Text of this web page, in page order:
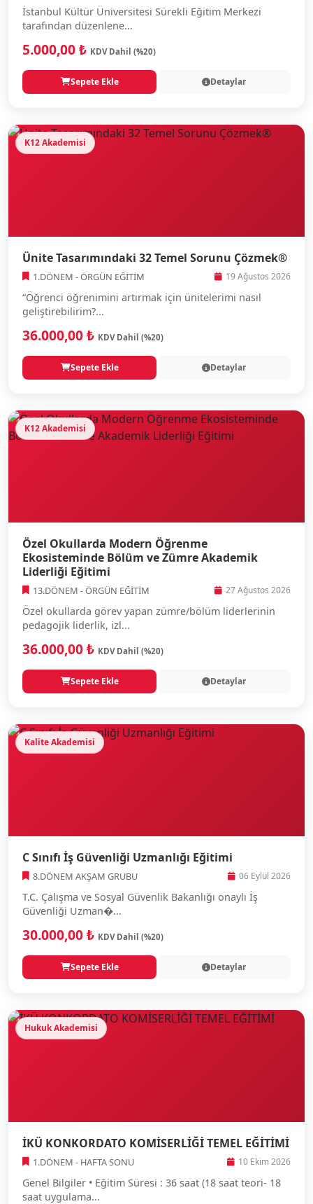
İstanbul Kültür Üniversitesi Sürekli Eğitim Merkezi
tarafından düzenlene...
5.000,00 ₺ KDV Dahil (%20)
Sepete Ekle Detaylar
K12 Akademisi
Ünite Tasarımındaki 32 Temel Sorunu Çözmek®
1.DÖNEM - ÖRGÜN EĞİTİM 19 Ağustos 2026
“Öğrenci öğrenimini artırmak için ünitelerimi nasıl
geliştirebilirim?...
36.000,00 ₺ KDV Dahil (%20)
Sepete Ekle Detaylar
K12 Akademisi
Özel Okullarda Modern Öğrenme
Ekosisteminde Bölüm ve Zümre Akademik
Liderliği Eğitimi
13.DÖNEM - ÖRGÜN EĞİTİM 27 Ağustos 2026
Özel okullarda görev yapan zümre/bölüm liderlerinin
pedagojik liderlik, izl...
36.000,00 ₺ KDV Dahil (%20)
Sepete Ekle Detaylar
Kalite Akademisi
C Sınıfı İş Güvenliği Uzmanlığı Eğitimi
8.DÖNEM AKŞAM GRUBU 06 Eylül 2026
T.C. Çalışma ve Sosyal Güvenlik Bakanlığı onaylı İş
Güvenliği Uzman�...
30.000,00 ₺ KDV Dahil (%20)
Sepete Ekle Detaylar
Hukuk Akademisi
İKÜ KONKORDATO KOMİSERLİĞİ TEMEL EĞİTİMİ
1.DÖNEM - HAFTA SONU 10 Ekim 2026
Genel Bilgiler • Eğitim Süresi : 36 saat (18 saat teori- 18
saat uygulama...